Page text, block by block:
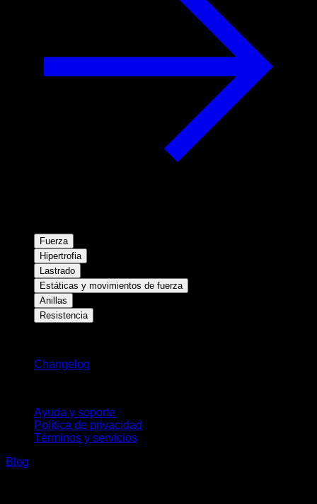
Fuerza
Hipertrofia
Lastrado
Estáticas y movimientos de fuerza
Anillas
Resistencia
Changelog
Ayuda y soporte
Política de privacidad
Términos y servicios
Blog